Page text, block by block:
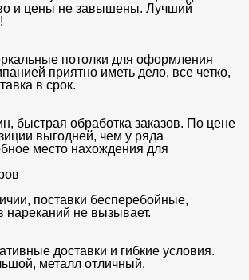
и цены не завышены. Лучший
потолки для оформления
приятно иметь дело, все четко,
в срок.
быстрая обработка заказов. По цене
выгодней, чем у ряда
место нахождения для
поставки бесперебойные,
нареканий не вызывает.
доставки и гибкие условия.
металл отличный.